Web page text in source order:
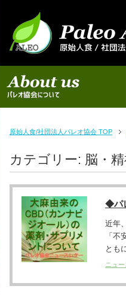
初めての方へ
原始人食/社団法人パレオ協会 TOP
カテゴリー: 脳・
◆パ
近年
「
とも
ニュ